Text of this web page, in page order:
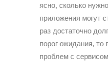
ясно, сколько
приложения могут
раз достаточно
порог ожидания, то
проблем с